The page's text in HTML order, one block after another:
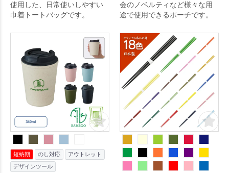
使用した、日常使いしやすい
巾着トートバッグです。
会のノベルティなど様々な用
途で使用できるポーチです。
短納期 のし対応
アウトレット
デザインツール